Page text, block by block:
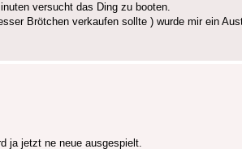
versucht das Ding zu booten.
Brötchen verkaufen sollte ) wurde mir ein
ja jetzt ne neue ausgespielt.